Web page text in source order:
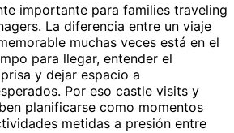
importante para families traveling
La diferencia entre un viaje
muchas veces está en el
para llegar, entender el
y dejar espacio a
Por eso castle visits y
planificarse como momentos
metidas a presión entre